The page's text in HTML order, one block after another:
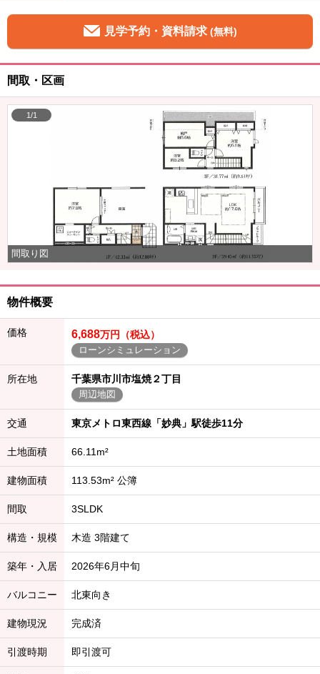
見学予約・資料請求 (無料)
間取・区画
間取り図
1/1
物件概要
価格 6,688万円（税込）
ローンシミュレーション
所在地 千葉県市川市塩焼２丁目
周辺地図
交通 東京メトロ東西線「妙典」駅徒歩11分
土地面積 66.11m²
建物面積 113.53m² 公簿
間取 3SLDK
構造・規模 木造 3階建て
築年・入居 2026年6月中旬
バルコニー 北東向き
建物現況 完成済
引渡時期 即引渡可